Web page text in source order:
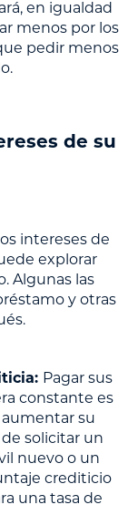
en igualdad
menos por los
pedir menos
de su
intereses de
explorar
Algunas las
y otras
Pagar sus
constante es
su
solicitar un
nuevo o un
crediticio
una tasa de